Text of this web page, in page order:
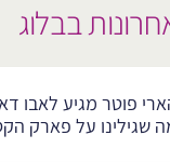
בבלוג
פוטר מגיע לאבו
שגילינו על פארק